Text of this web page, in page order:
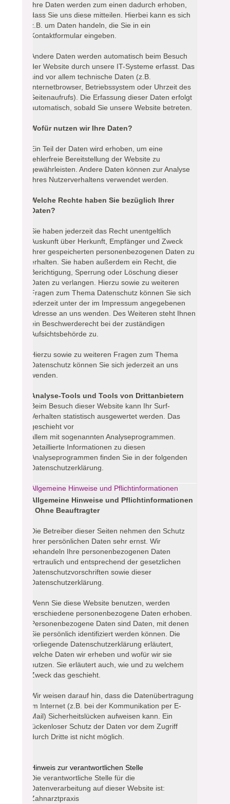
Ihre Daten werden zum einen dadurch erhoben,
dass Sie uns diese mitteilen. Hierbei kann es sich
z.B. um Daten handeln, die Sie in ein
Kontaktformular eingeben.
Andere Daten werden automatisch beim Besuch
der Website durch unsere IT-Systeme erfasst. Das
sind vor allem technische Daten (z.B.
Internetbrowser, Betriebssystem oder Uhrzeit des
Seitenaufrufs). Die Erfassung dieser Daten erfolgt
automatisch, sobald Sie unsere Website betreten.
Wofür nutzen wir Ihre Daten?
Ein Teil der Daten wird erhoben, um eine
fehlerfreie Bereitstellung der Website zu
gewährleisten. Andere Daten können zur Analyse
Ihres Nutzerverhaltens verwendet werden.
Welche Rechte haben Sie bezüglich Ihrer
Daten?
Sie haben jederzeit das Recht unentgeltlich
Auskunft über Herkunft, Empfänger und Zweck
Ihrer gespeicherten personenbezogenen Daten zu
erhalten. Sie haben außerdem ein Recht, die
Berichtigung, Sperrung oder Löschung dieser
Daten zu verlangen. Hierzu sowie zu weiteren
Fragen zum Thema Datenschutz können Sie sich
jederzeit unter der im Impressum angegebenen
Adresse an uns wenden. Des Weiteren steht Ihnen
ein Beschwerderecht bei der zuständigen
Aufsichtsbehörde zu.
Hierzu sowie zu weiteren Fragen zum Thema
Datenschutz können Sie sich jederzeit an uns
wenden.
Analyse-Tools und Tools von Drittanbietern
Beim Besuch dieser Website kann Ihr Surf-
Verhalten statistisch ausgewertet werden. Das
geschieht vor
allem mit sogenannten Analyseprogrammen.
Detaillierte Informationen zu diesen
Analyseprogrammen finden Sie in der folgenden
Datenschutzerklärung.
Allgemeine Hinweise und Pflichtinformationen
Allgemeine Hinweise und Pflichtinformationen
- Ohne Beauftragter
Die Betreiber dieser Seiten nehmen den Schutz
Ihrer persönlichen Daten sehr ernst. Wir
behandeln Ihre personenbezogenen Daten
vertraulich und entsprechend der gesetzlichen
Datenschutzvorschriften sowie dieser
Datenschutzerklärung.
Wenn Sie diese Website benutzen, werden
verschiedene personenbezogene Daten erhoben.
Personenbezogene Daten sind Daten, mit denen
Sie persönlich identifiziert werden können. Die
vorliegende Datenschutzerklärung erläutert,
welche Daten wir erheben und wofür wir sie
nutzen. Sie erläutert auch, wie und zu welchem
Zweck das geschieht.
Wir weisen darauf hin, dass die Datenübertragung
im Internet (z.B. bei der Kommunikation per E-
Mail) Sicherheitslücken aufweisen kann. Ein
lückenloser Schutz der Daten vor dem Zugriff
durch Dritte ist nicht möglich.
Hinweis zur verantwortlichen Stelle
Die verantwortliche Stelle für die
Datenverarbeitung auf dieser Website ist:
Zahnarztpraxis